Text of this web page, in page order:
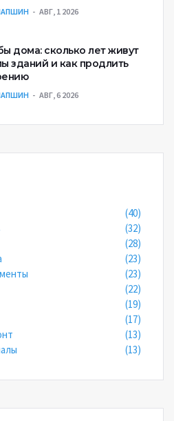
АВГ, 1 2026
дома: сколько лет живут
зданий и как продлить
АВГ, 6 2026
(40)
(32)
(28)
(23)
(23)
(22)
(19)
(17)
(13)
(13)